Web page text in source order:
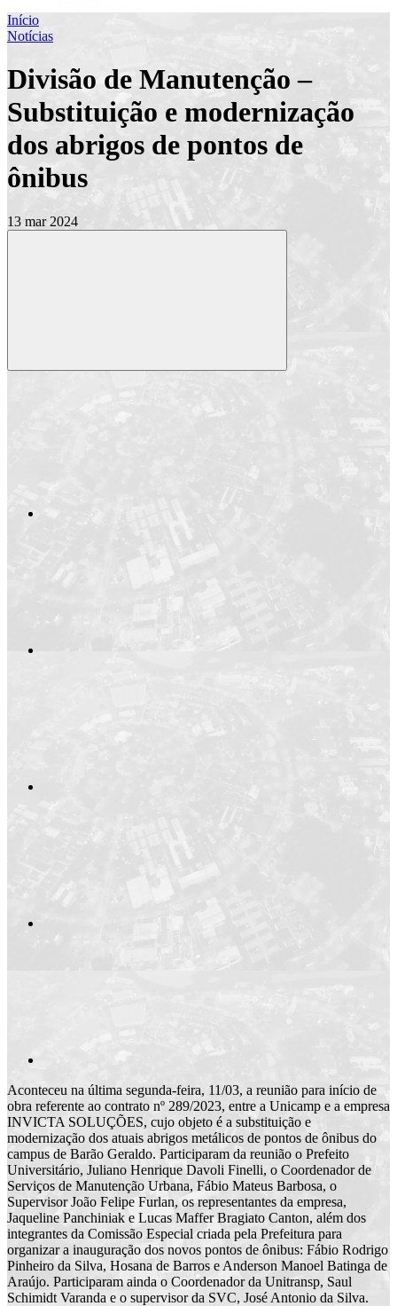
Início
Notícias
Divisão de Manutenção –
Substituição e modernização
dos abrigos de pontos de
ônibus
13 mar 2024
Compartilhar
Aconteceu na última segunda-feira, 11/03, a reunião para início de
obra referente ao contrato nº 289/2023, entre a Unicamp e a empresa
INVICTA SOLUÇÕES, cujo objeto é a substituição e
modernização dos atuais abrigos metálicos de pontos de ônibus do
campus de Barão Geraldo. Participaram da reunião o Prefeito
Universitário, Juliano Henrique Davoli Finelli, o Coordenador de
Serviços de Manutenção Urbana, Fábio Mateus Barbosa, o
Supervisor João Felipe Furlan, os representantes da empresa,
Jaqueline Panchiniak e Lucas Maffer Bragiato Canton, além dos
integrantes da Comissão Especial criada pela Prefeitura para
organizar a inauguração dos novos pontos de ônibus: Fábio Rodrigo
Pinheiro da Silva, Hosana de Barros e Anderson Manoel Batinga de
Araújo. Participaram ainda o Coordenador da Unitransp, Saul
Schimidt Varanda e o supervisor da SVC, José Antonio da Silva.